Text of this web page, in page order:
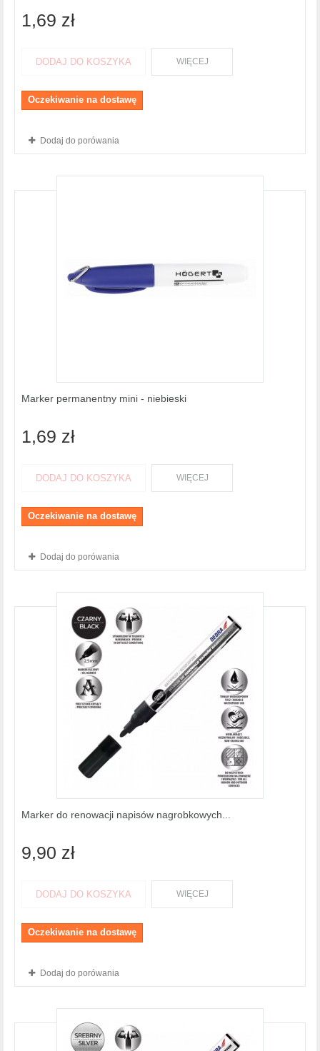
1,69 zł
DODAJ DO KOSZYKA WIĘCEJ
Oczekiwanie na dostawę
Dodaj do porówania
Marker permanentny mini - niebieski
1,69 zł
DODAJ DO KOSZYKA WIĘCEJ
Oczekiwanie na dostawę
Dodaj do porówania
Marker do renowacji napisów nagrobkowych...
9,90 zł
DODAJ DO KOSZYKA WIĘCEJ
Oczekiwanie na dostawę
Dodaj do porówania